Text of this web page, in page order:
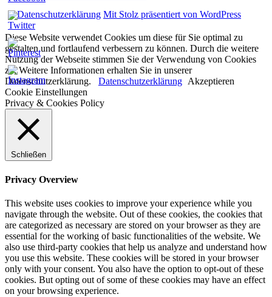
Datenschutzerklärung Mit Stolz präsentiert von WordPress
Diese Website verwendet Cookies um diese für Sie optimal zu
gestalten und fortlaufend verbessern zu können. Durch die weitere
Nutzung der Webseite stimmen Sie der Verwendung von Cookies
zu. Weitere Informationen erhalten Sie in unserer
Datenschutzerklärung. Datenschutzerklärung Akzeptieren
Cookie Einstellungen
Privacy & Cookies Policy
Schließen
Privacy Overview
This website uses cookies to improve your experience while you
navigate through the website. Out of these cookies, the cookies that
are categorized as necessary are stored on your browser as they are
essential for the working of basic functionalities of the website. We
also use third-party cookies that help us analyze and understand how
you use this website. These cookies will be stored in your browser
only with your consent. You also have the option to opt-out of these
cookies. But opting out of some of these cookies may have an effect
on your browsing experience.